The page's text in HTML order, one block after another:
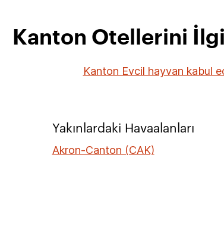
Kanton Otellerini
Kanton Evcil hayvan kabul
Yakınlardaki Havaalanları
Akron-Canton (CAK)